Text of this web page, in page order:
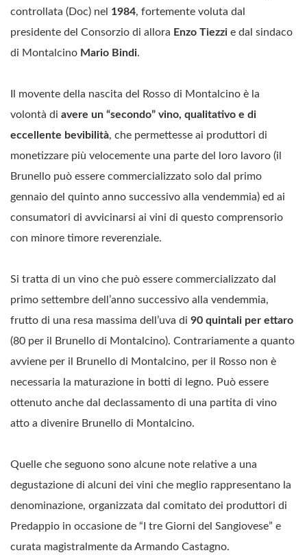
controllata (Doc) nel 1984, fortemente voluta dal
presidente del Consorzio di allora Enzo Tiezzi e dal sindaco
di Montalcino Mario Bindi.
Il movente della nascita del Rosso di Montalcino è la
volontà di avere un “secondo” vino, qualitativo e di
eccellente bevibilità, che permettesse ai produttori di
monetizzare più velocemente una parte del loro lavoro (il
Brunello può essere commercializzato solo dal primo
gennaio del quinto anno successivo alla vendemmia) ed ai
consumatori di avvicinarsi ai vini di questo comprensorio
con minore timore reverenziale.
Si tratta di un vino che può essere commercializzato dal
primo settembre dell’anno successivo alla vendemmia,
frutto di una resa massima dell’uva di 90 quintali per ettaro
(80 per il Brunello di Montalcino). Contrariamente a quanto
avviene per il Brunello di Montalcino, per il Rosso non è
necessaria la maturazione in botti di legno. Può essere
ottenuto anche dal declassamento di una partita di vino
atto a divenire Brunello di Montalcino.
Quelle che seguono sono alcune note relative a una
degustazione di alcuni dei vini che meglio rappresentano la
denominazione, organizzata dal comitato dei produttori di
Predappio in occasione de “I tre Giorni del Sangiovese” e
curata magistralmente da Armando Castagno.